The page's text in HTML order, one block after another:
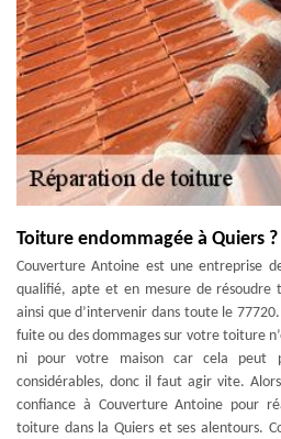
Toiture endommagée à Quiers
Couverture Antoine est une entreprise
qualifié, apte et en mesure de résoudre
ainsi que d’intervenir dans toute le
fuite ou des dommages sur votre toiture
ni pour votre maison car cela peut
considérables, donc il faut agir vite.
confiance à Couverture Antoine pour
toiture dans la Quiers et ses alentours.